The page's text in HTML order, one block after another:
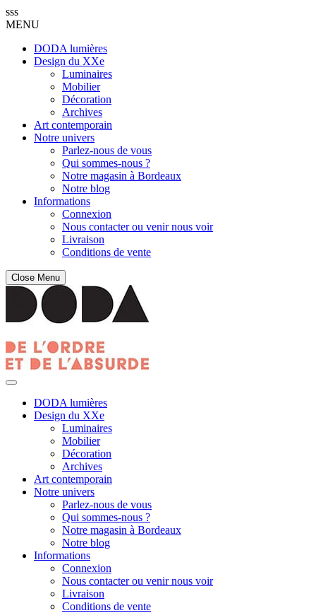
sss
MENU
DODA lumières
Design du XXe
Luminaires
Mobilier
Décoration
Archives
Art contemporain
Notre univers
Parlez-nous de vous
Qui sommes-nous ?
Notre magasin à Bordeaux
Notre blog
Informations
Connexion
Nous contacter ou venir nous voir
Livraison
Conditions de vente
Close Menu
DODA lumières
Design du XXe
Luminaires
Mobilier
Décoration
Archives
Art contemporain
Notre univers
Parlez-nous de vous
Qui sommes-nous ?
Notre magasin à Bordeaux
Notre blog
Informations
Connexion
Nous contacter ou venir nous voir
Livraison
Conditions de vente